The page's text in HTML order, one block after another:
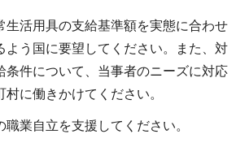
生活用具の支給基準額を実態に合わせ
よう国に要望してください。また、対
条件について、当事者のニーズに対応
村に働きかけてください。
職業自立を支援してください。